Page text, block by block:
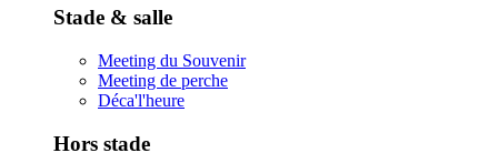
Stade & salle
Meeting du Souvenir
Meeting de perche
Déca'l'heure
Hors stade